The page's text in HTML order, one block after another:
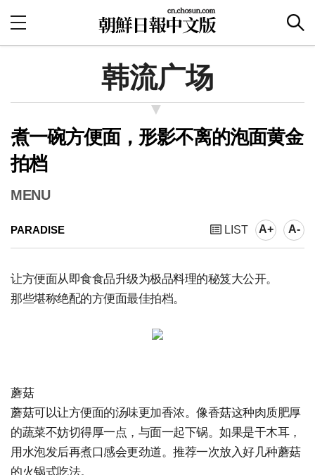
韩流广场
煮一碗方便面，形影不离的泡面黄金
拍档
MENU
PARADISE LIST A+ A-
让方便面从即食食品升级为极品料理的秘笈大公开。
那些堪称绝配的方便面最佳拍档。
蘑菇
蘑菇可以让方便面的汤味更加香浓。像香菇这种肉质肥厚
的蔬菜不妨切得厚一点，与面一起下锅。如果是干木耳，
用水泡发后再煮口感会更劲道。推荐一次放入好几种蘑菇
的火锅式吃法。